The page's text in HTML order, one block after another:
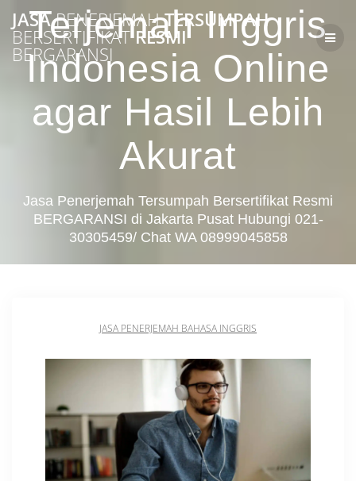
Skip
to
content
JASAPENERJEMAHTERSUMPAH
BERSERTIFIKATRESMI
BERGARANSI
Terjemah Inggris
Indonesia Online
agar Hasil Lebih
Akurat
Jasa Penerjemah Tersumpah Bersertifikat Resmi
BERGARANSI di Jakarta Pusat Hubungi 021-
30305459/ Chat WA 08999045858
JASA PENERJEMAH BAHASA INGGRIS